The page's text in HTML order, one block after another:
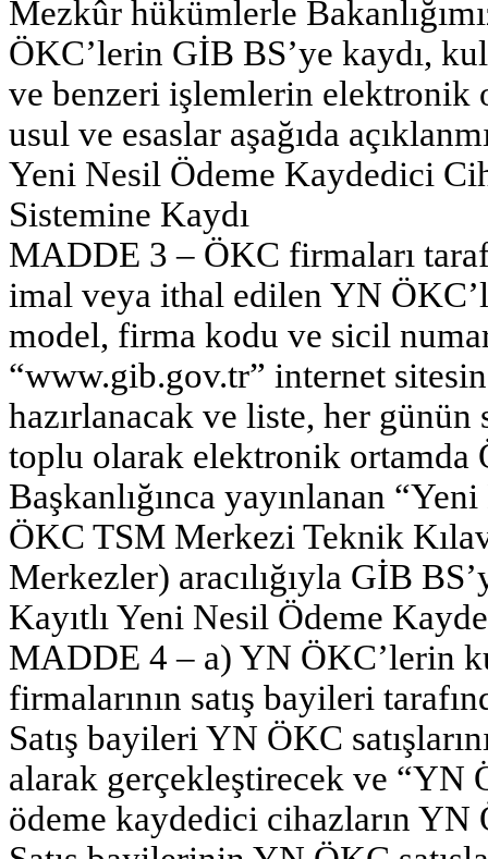
Mezkûr hükümlerle
ÖKC’lerin GİB BS’ye kaydı,
ve benzeri işlemlerin elektronik
usul ve esaslar aşağıda
Yeni Nesil Ödeme Kaydedici
Sistemine Kaydı
MADDE 3 – ÖKC firmaları
imal veya ithal edilen YN
model, firma kodu ve sicil
“www.gib.gov.tr” internet
hazırlanacak ve liste, her günün
toplu olarak elektronik
Başkanlığınca yayınlanan
ÖKC TSM Merkezi Teknik
Merkezler) aracılığıyla GİB
Kayıtlı Yeni Nesil Ödeme
MADDE 4 – a) YN ÖKC’lerin
firmalarının satış bayileri
Satış bayileri YN ÖKC
alarak gerçekleştirecek ve “YN
ödeme kaydedici cihazların YN